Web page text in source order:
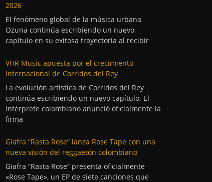
2026
El fenómeno global de la música urbana
Ozuna continúa escribiendo un nuevo
capítulo en su exitosa trayectoria al recibir
VHR Music apuesta por el crecimiento
internacional de Corridos del Rey
La evolución artística de Corridos del Rey
continúa escribiendo un nuevo capítulo. El
intérprete colombiano anunció oficialmente la
firma
Giafra “Rasta Rose” lanza Rose Tape con una
nueva visión del reggaetón colombiano
Giafra “Rasta Rose” presenta oficialmente
«Rose Tape», un EP de siete canciones que